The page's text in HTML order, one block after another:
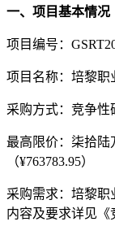
一、项目基本情况
项目编号：
项目名称： 培黎职
采购方式：竞争性
最高限价： 柒拾陆
（¥763783.95）
采购需求： 培黎职
内容及要求详见《